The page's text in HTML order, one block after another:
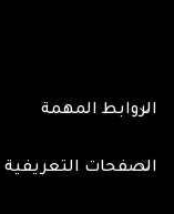
الروابط المهمة
الصفحات التعريفية